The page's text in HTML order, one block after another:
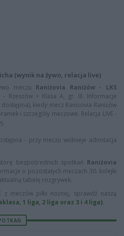
(wynik na żywo, relacja live)
meczu Raniżovia Raniżów - LKS
Rzeszów > Klasa A, gr. III. Informacje
kiedy mecz Raniżovia Raniżów
i szczegóły meczowe. Relacja LIVE -
- przy meczu widnieje adnotacja
bezpośrednich spotkań Raniżovia
o pozostałych meczach 30. kolejki
tabelę rozgrywek.
z meczów piłki nożnej, sprawdź naszą
1 liga, 2 liga oraz 3 i 4 liga).